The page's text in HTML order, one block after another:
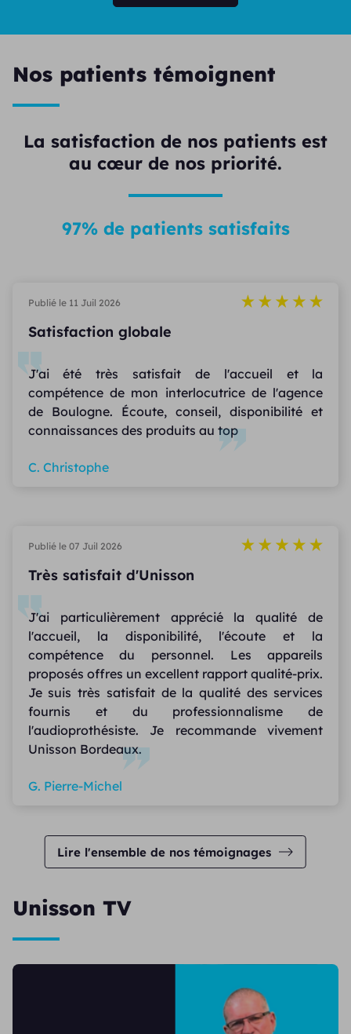
Nos patients témoignent
La satisfaction de nos patients est
au cœur de nos priorité.
97% de patients satisfaits
Lire l'ensemble de nos témoignages
Publié le 11 Juil 2026
Satisfaction globale
J'ai été très satisfait de l'accueil et la
compétence de mon interlocutrice de l'agence
de Boulogne. Écoute, conseil, disponibilité et
connaissances des produits au top
C. Christophe
Publié le 07 Juil 2026
Très satisfait d'Unisson
J'ai particulièrement apprécié la qualité de
l'accueil, la disponibilité, l'écoute et la
compétence du personnel. Les appareils
proposés offres un excellent rapport qualité-prix.
Je suis très satisfait de la qualité des services
fournis et du professionnalisme de
l'audioprothésiste. Je recommande vivement
Unisson Bordeaux.
G. Pierre-Michel
Unisson TV